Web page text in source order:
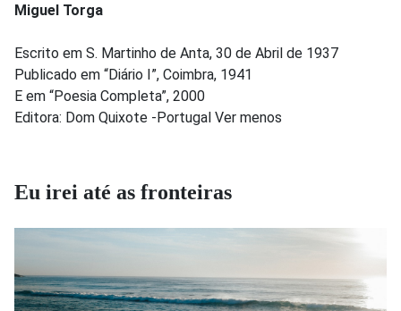
Miguel Torga
Escrito em S. Martinho de Anta, 30 de Abril de 1937
Publicado em “Diário I”, Coimbra, 1941
E em “Poesia Completa”, 2000
Editora: Dom Quixote -Portugal Ver menos
Eu irei até as fronteiras